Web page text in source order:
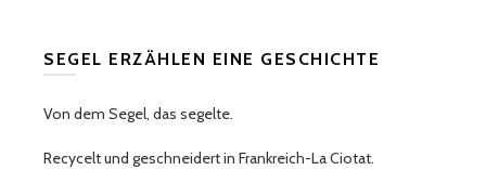
SEGEL ERZÄHLEN EINE GESCHICHTE
Von dem Segel, das segelte.
Recycelt und geschneidert in Frankreich-La Ciotat.